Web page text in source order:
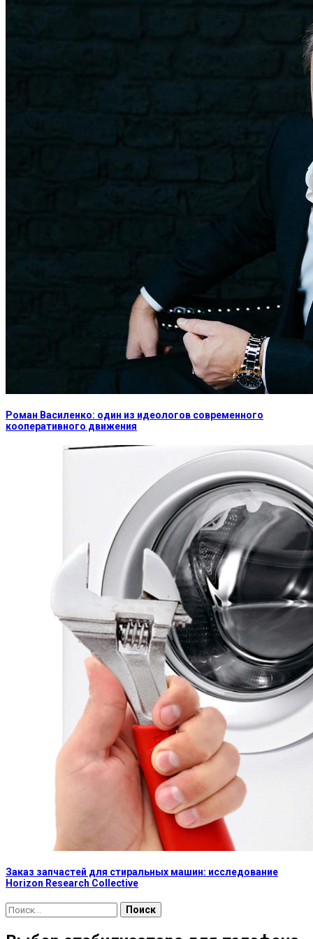
Роман Василенко: один из идеологов современного
кооперативного движения
Заказ запчастей для стиральных машин: исследование
Horizon Research Collective
Найти: